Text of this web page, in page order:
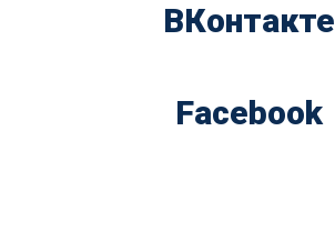
ВКонтакте
Facebook